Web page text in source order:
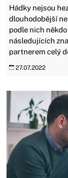
Hádky nejsou
dlouhodobější
podle nich
následujících
partnerem celý
27.07.2022